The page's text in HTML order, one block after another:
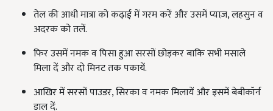
तेल की आधी मात्रा को कढ़ाई में गरम करें और उसमें प्याज़, लहसुन व
अदरक को तलें.
फिर उसमें नमक व पिसा हुआ सरसों छोड़कर बाकि सभी मसाले
मिला दें और दो मिनट तक पकायें.
आखिर में सरसों पाउडर, सिरका व नमक मिलायें और इसमें बेबीकॉर्न
डाल दें.